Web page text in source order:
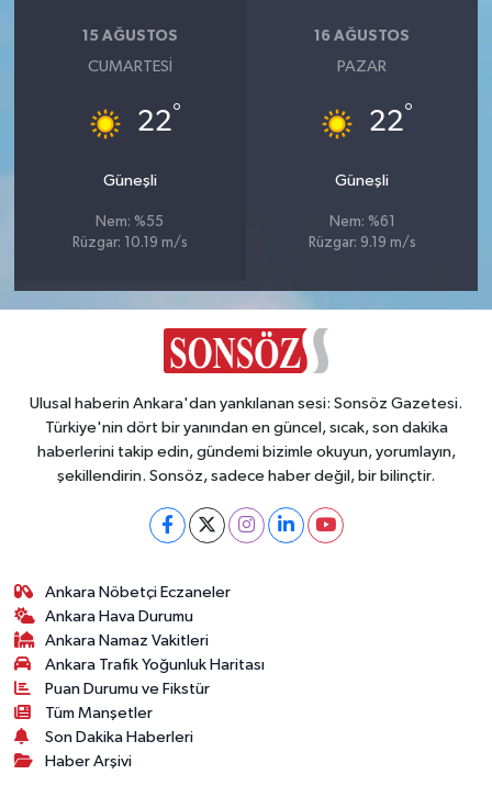
15 AĞUSTOS
CUMARTESI
22°
Güneşli
Nem: %55
Rüzgar: 10.19 m/s
16 AĞUSTOS
PAZAR
22°
Güneşli
Nem: %61
Rüzgar: 9.19 m/s
Ulusal haberin Ankara'dan yankılanan sesi: Sonsöz Gazetesi.
Türkiye'nin dört bir yanından en güncel, sıcak, son dakika
haberlerini takip edin, gündemi bizimle okuyun, yorumlayın,
şekillendirin. Sonsöz, sadece haber değil, bir bilinçtir.
Ankara Nöbetçi Eczaneler
Ankara Hava Durumu
Ankara Namaz Vakitleri
Ankara Trafik Yoğunluk Haritası
Puan Durumu ve Fikstür
Tüm Manşetler
Son Dakika Haberleri
Haber Arşivi